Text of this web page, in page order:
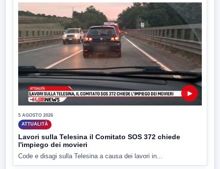
▶
5 AGOSTO 2026
ATTUALITÀ
Lavori sulla Telesina il Comitato SOS 372 chiede
l'impiego dei movieri
Code e disagi sulla Telesina a causa dei lavori in...